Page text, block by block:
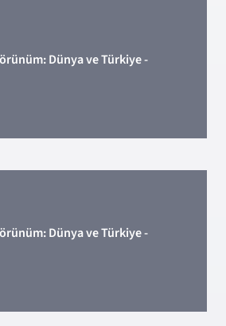
Dünya ve Türkiye -
Dünya ve Türkiye -